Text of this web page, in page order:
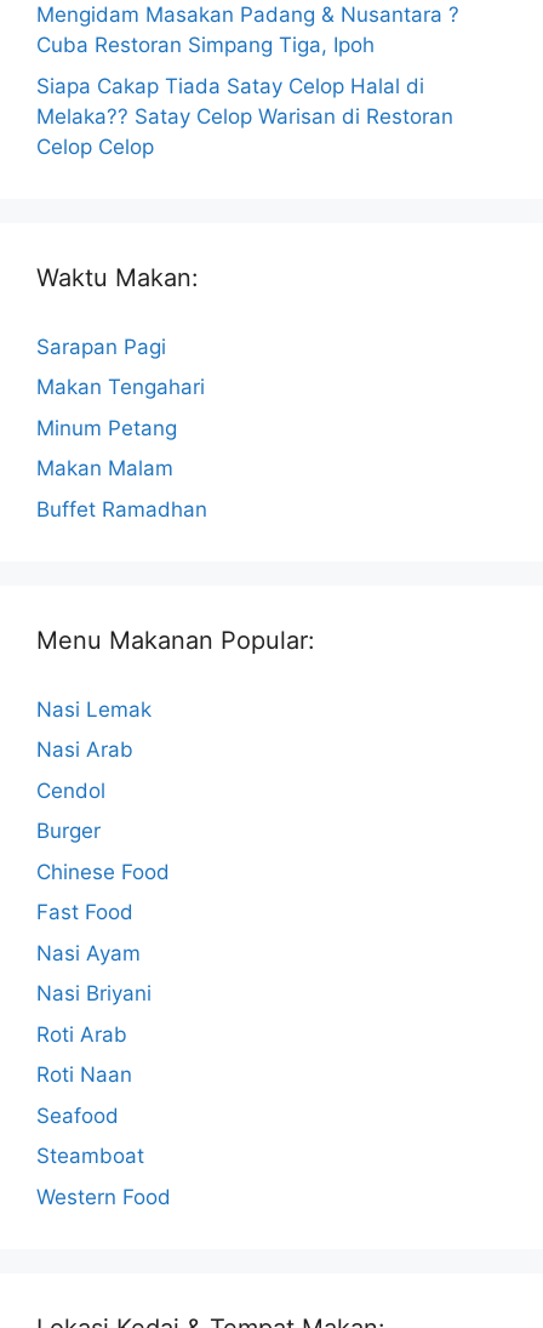
Mengidam Masakan Padang & Nusantara ?
Cuba Restoran Simpang Tiga, Ipoh
Siapa Cakap Tiada Satay Celop Halal di
Melaka?? Satay Celop Warisan di Restoran
Celop Celop
Waktu Makan:
Sarapan Pagi
Makan Tengahari
Minum Petang
Makan Malam
Buffet Ramadhan
Menu Makanan Popular:
Nasi Lemak
Nasi Arab
Cendol
Burger
Chinese Food
Fast Food
Nasi Ayam
Nasi Briyani
Roti Arab
Roti Naan
Seafood
Steamboat
Western Food